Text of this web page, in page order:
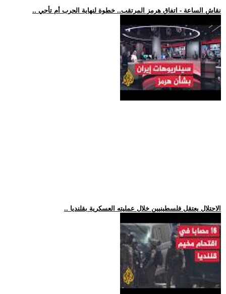
.. نقاش الساعة - اتفاق هرمز المرتقب.. خطوة لنهاية الحرب أم تأجي
.. الاحتلال يعتقل فلسطينيين خلال عمليته العسكرية بقلنديا